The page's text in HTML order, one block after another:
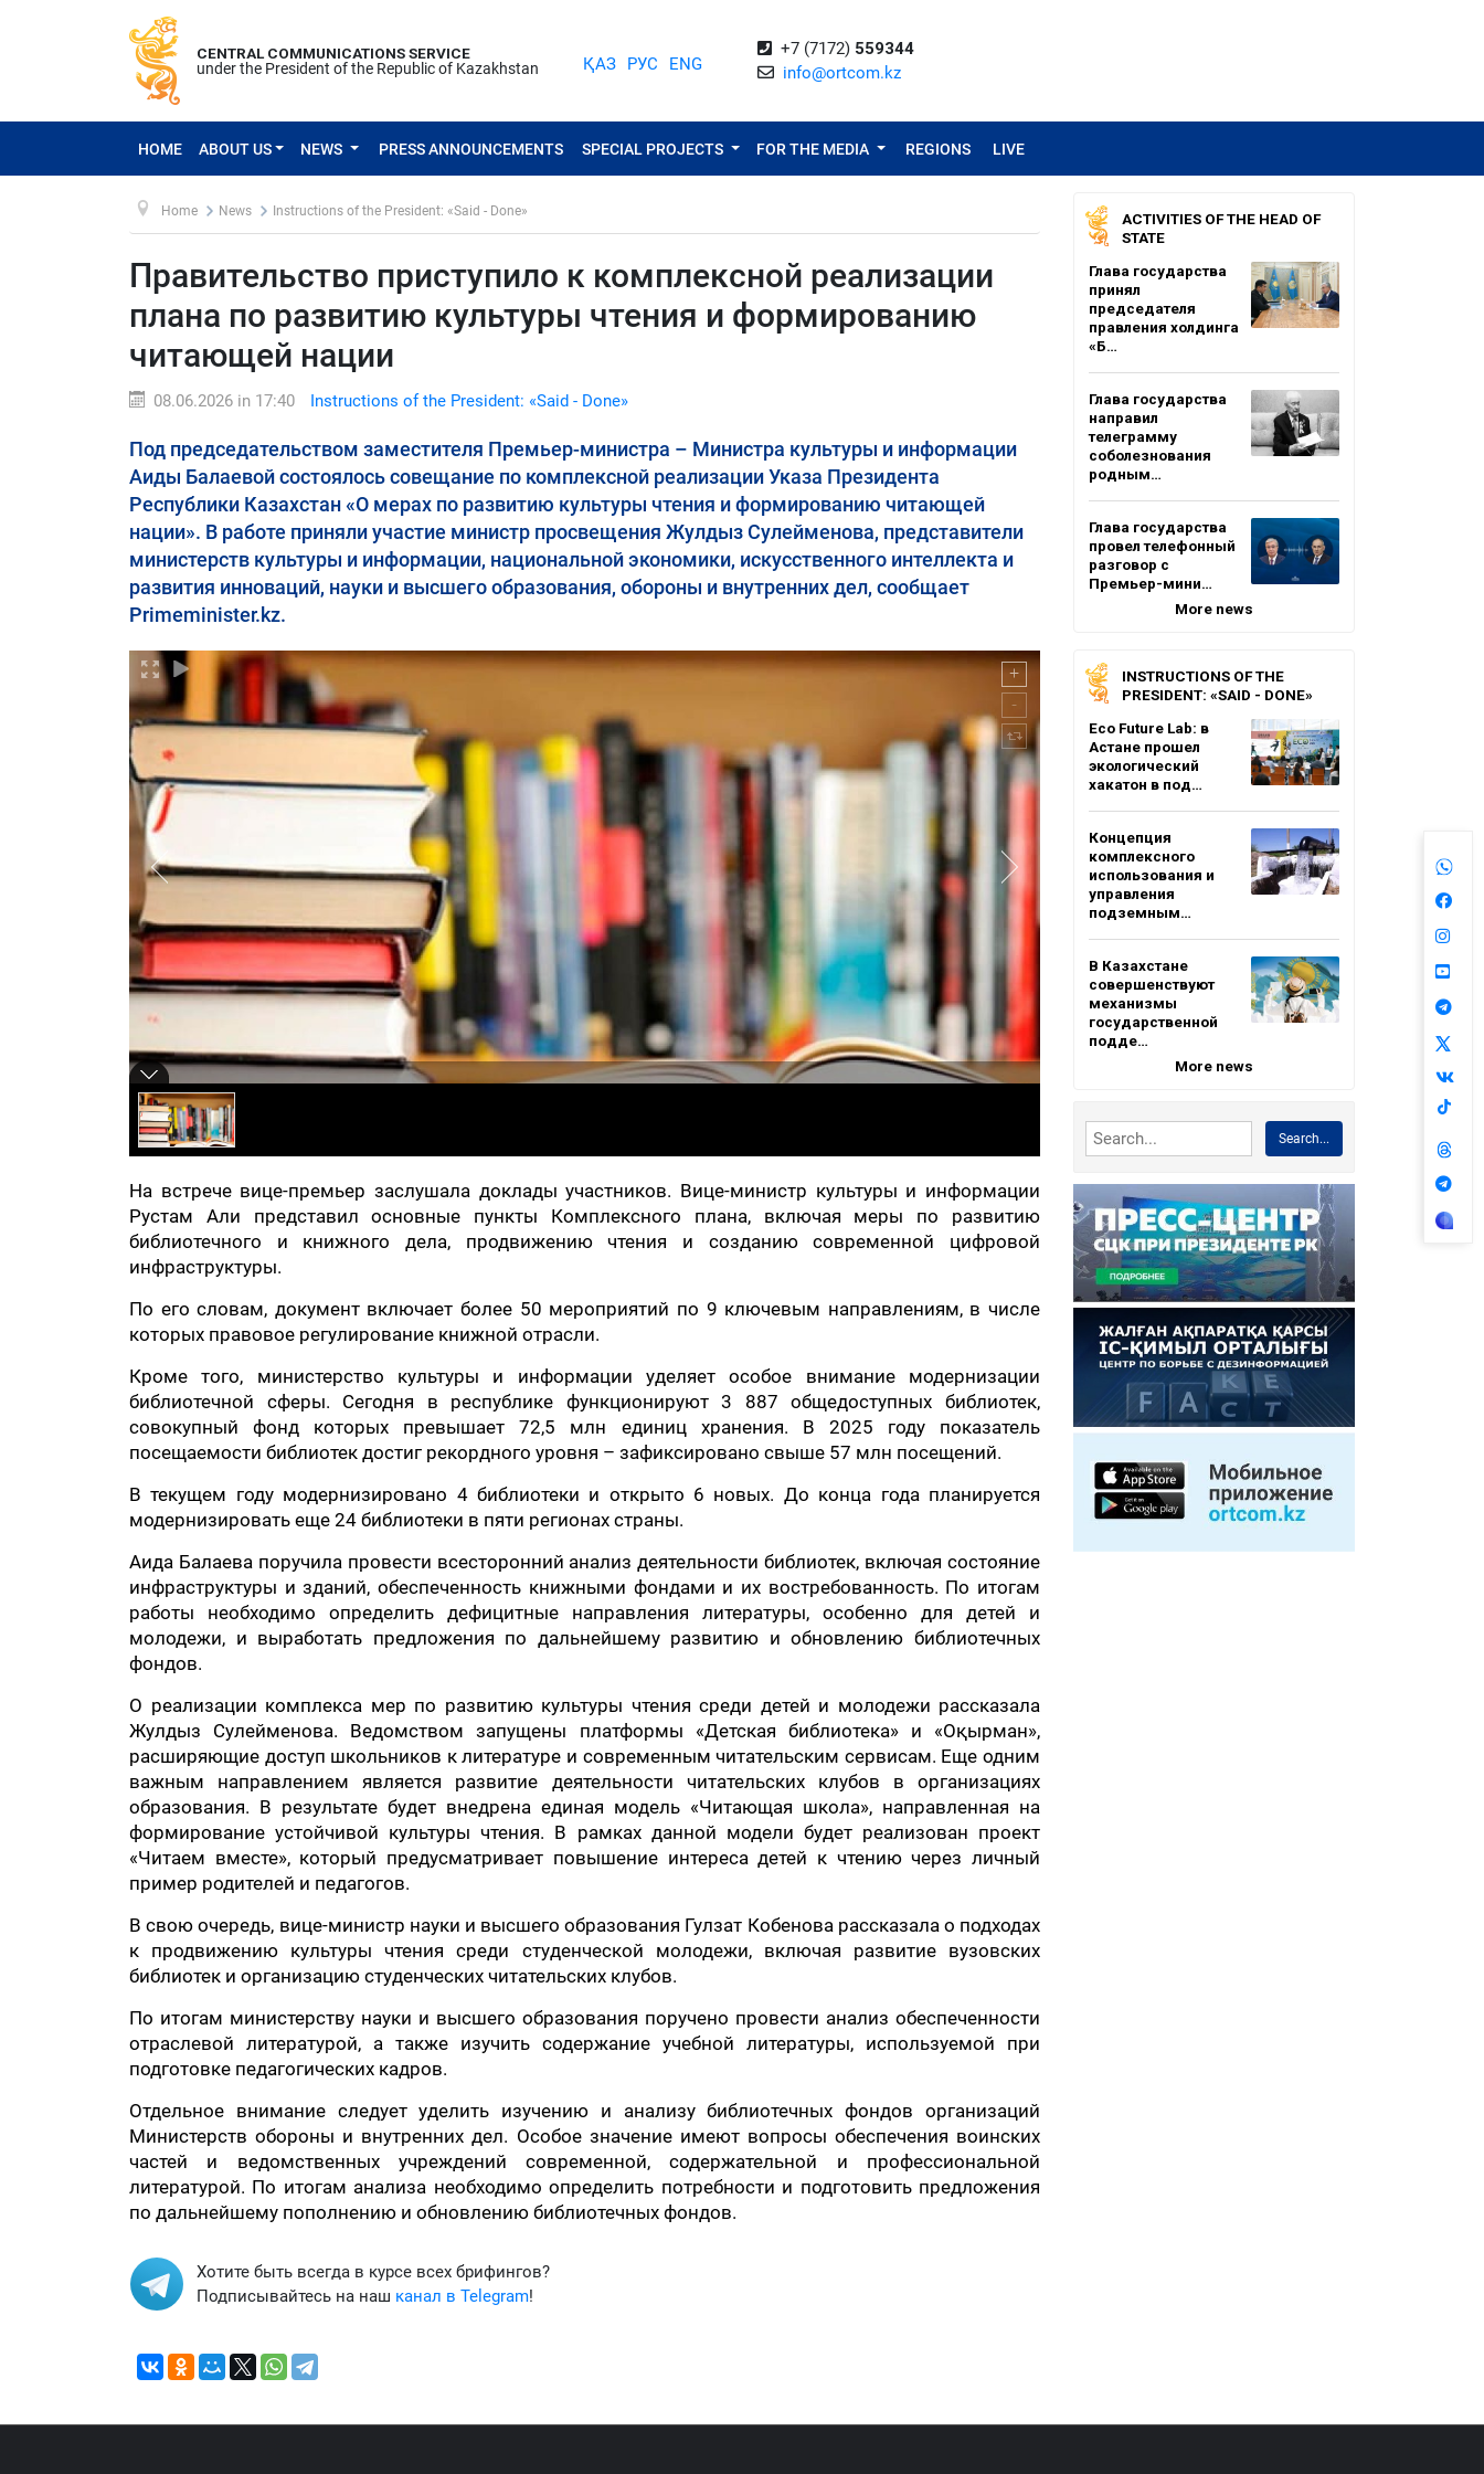
CENTRAL COMMUNICATIONS SERVICE
under the President of the Republic of Kazakhstan
ҚАЗ РУС ENG
+7 (7172) 559344
info@ortcom.kz
HOME ABOUT US NEWS PRESS ANNOUNCEMENTS SPECIAL PROJECTS FOR THE MEDIA REGIONS LIVE
Home News Instructions of the President: «Said - Done»
Правительство приступило к комплексной реализации
плана по развитию культуры чтения и формированию
читающей нации
08.06.2026 in 17:40 Instructions of the President: «Said - Done»
Под председательством заместителя Премьер-министра – Министра культуры и информации
Аиды Балаевой состоялось совещание по комплексной реализации Указа Президента
Республики Казахстан «О мерах по развитию культуры чтения и формированию читающей
нации». В работе приняли участие министр просвещения Жулдыз Сулейменова, представители
министерств культуры и информации, национальной экономики, искусственного интеллекта и
развития инноваций, науки и высшего образования, обороны и внутренних дел, сообщает
Primeminister.kz.
На встрече вице-премьер заслушала доклады участников. Вице-министр культуры и информации
Рустам Али представил основные пункты Комплексного плана, включая меры по развитию
библиотечного и книжного дела, продвижению чтения и созданию современной цифровой
инфраструктуры.
По его словам, документ включает более 50 мероприятий по 9 ключевым направлениям, в числе
которых правовое регулирование книжной отрасли.
Кроме того, министерство культуры и информации уделяет особое внимание модернизации
библиотечной сферы. Сегодня в республике функционируют 3 887 общедоступных библиотек,
совокупный фонд которых превышает 72,5 млн единиц хранения. В 2025 году показатель
посещаемости библиотек достиг рекордного уровня – зафиксировано свыше 57 млн посещений.
В текущем году модернизировано 4 библиотеки и открыто 6 новых. До конца года планируется
модернизировать еще 24 библиотеки в пяти регионах страны.
Аида Балаева поручила провести всесторонний анализ деятельности библиотек, включая состояние
инфраструктуры и зданий, обеспеченность книжными фондами и их востребованность. По итогам
работы необходимо определить дефицитные направления литературы, особенно для детей и
молодежи, и выработать предложения по дальнейшему развитию и обновлению библиотечных
фондов.
О реализации комплекса мер по развитию культуры чтения среди детей и молодежи рассказала
Жулдыз Сулейменова. Ведомством запущены платформы «Детская библиотека» и «Оқырман»,
расширяющие доступ школьников к литературе и современным читательским сервисам. Еще одним
важным направлением является развитие деятельности читательских клубов в организациях
образования. В результате будет внедрена единая модель «Читающая школа», направленная на
формирование устойчивой культуры чтения. В рамках данной модели будет реализован проект
«Читаем вместе», который предусматривает повышение интереса детей к чтению через личный
пример родителей и педагогов.
В свою очередь, вице-министр науки и высшего образования Гулзат Кобенова рассказала о подходах
к продвижению культуры чтения среди студенческой молодежи, включая развитие вузовских
библиотек и организацию студенческих читательских клубов.
По итогам министерству науки и высшего образования поручено провести анализ обеспеченности
отраслевой литературой, а также изучить содержание учебной литературы, используемой при
подготовке педагогических кадров.
Отдельное внимание следует уделить изучению и анализу библиотечных фондов организаций
Министерств обороны и внутренних дел. Особое значение имеют вопросы обеспечения воинских
частей и ведомственных учреждений современной, содержательной и профессиональной
литературой. По итогам анализа необходимо определить потребности и подготовить предложения
по дальнейшему пополнению и обновлению библиотечных фондов.
Хотите быть всегда в курсе всех брифингов?
Подписывайтесь на наш канал в Telegram!
ACTIVITIES OF THE HEAD OF
STATE
Глава государства
принял
председателя
правления холдинга
«Б…
Глава государства
направил
телеграмму
соболезнования
родным…
Глава государства
провел телефонный
разговор с
Премьер-мини…
More news
INSTRUCTIONS OF THE
PRESIDENT: «SAID - DONE»
Eco Future Lab: в
Астане прошел
экологический
хакатон в под…
Концепция
комплексного
использования и
управления
подземным…
В Казахстане
совершенствуют
механизмы
государственной
подде…
More news
Search...